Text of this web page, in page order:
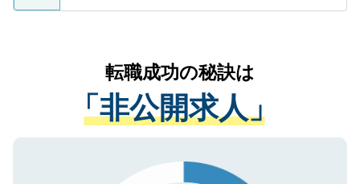
ているすべての個人データはご本人の許可
は、個人情報の取り扱いについての厳密な
管理基準を満たした事業者のみに付与され
る、プライバシーマークを取得済みです。
で、機密保持に関してもご安心ください。
かがいして、現在の医療機関の状況や紹介
経験をまじえながら、適切なアドバイスを
させていただきます。すぐにご転職をされ
ない方には、長期的なサポートが可能です
ので、まずはご登録ください。
転職成功の秘訣は
「非公開求人」